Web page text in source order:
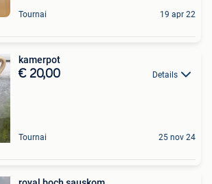
Tournai 19 apr 22
kamerpot
€ 20,00 Details
Tournai 25 nov 24